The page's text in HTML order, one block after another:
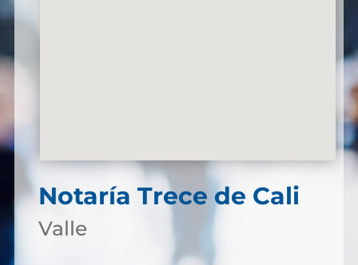
Notaría Trece de Cali
Valle